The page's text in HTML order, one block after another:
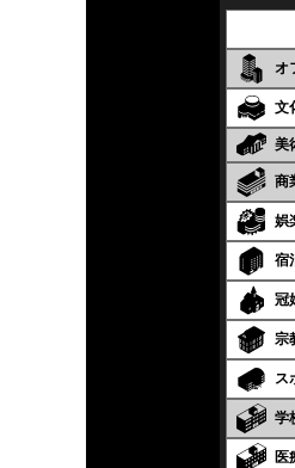
オ
文
美
商
娯
宿
冠
宗
ス
学
医